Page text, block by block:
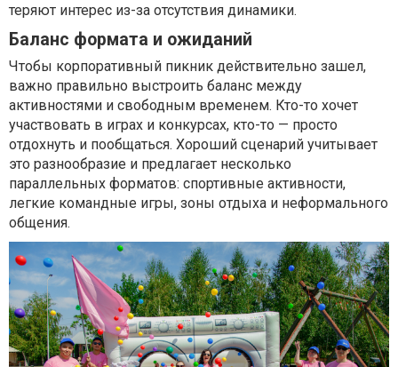
теряют интерес из-за отсутствия динамики.
Баланс формата и ожиданий
Чтобы корпоративный пикник действительно зашел,
важно правильно выстроить баланс между
активностями и свободным временем. Кто-то хочет
участвовать в играх и конкурсах, кто-то — просто
отдохнуть и пообщаться. Хороший сценарий учитывает
это разнообразие и предлагает несколько
параллельных форматов: спортивные активности,
легкие командные игры, зоны отдыха и неформального
общения.